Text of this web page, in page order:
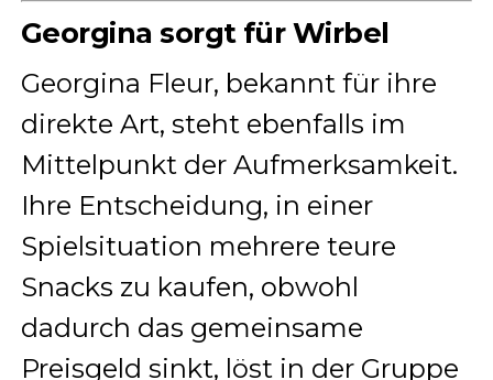
Georgina sorgt für Wirbel
Georgina Fleur, bekannt für ihre
direkte Art, steht ebenfalls im
Mittelpunkt der Aufmerksamkeit.
Ihre Entscheidung, in einer
Spielsituation mehrere teure
Snacks zu kaufen, obwohl
dadurch das gemeinsame
Preisgeld sinkt, löst in der Gruppe